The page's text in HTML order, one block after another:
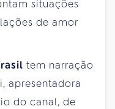
situações
de amor
tem narração
apresentadora
do canal, de